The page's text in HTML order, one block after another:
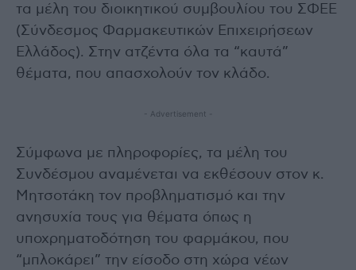
τα μέλη του διοικητικού συμβουλίου του ΣΦΕΕ
(Σύνδεσμος Φαρμακευτικών Επιχειρήσεων
Ελλάδος). Στην ατζέντα όλα τα “καυτά”
θέματα, που απασχολούν τον κλάδο.
- Advertisement -
Σύμφωνα με πληροφορίες, τα μέλη του
Συνδέσμου αναμένεται να εκθέσουν στον κ.
Μητσοτάκη τον προβληματισμό και την
ανησυχία τους για θέματα όπως η
υποχρηματοδότηση του φαρμάκου, που
“μπλοκάρει” την είσοδο στη χώρα νέων